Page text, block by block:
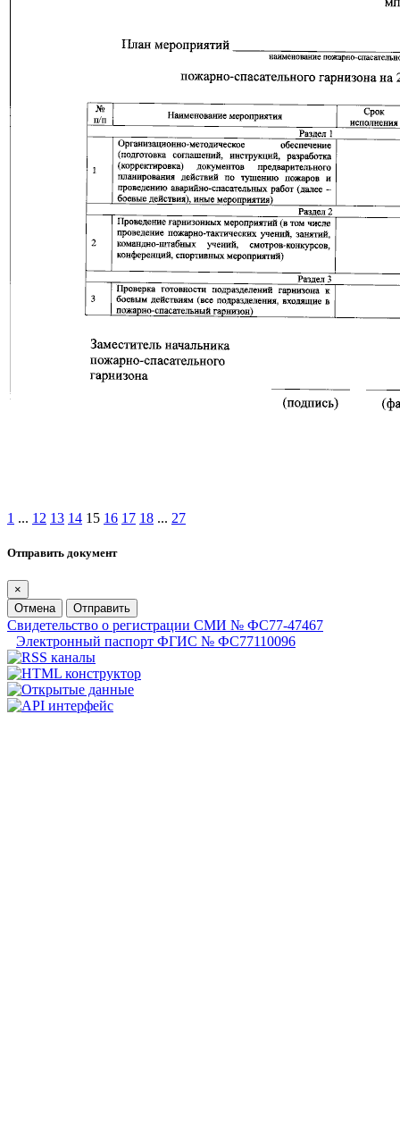
1 ... 12 13 14 15 16 17 18 ... 27
Отправить документ
×
Отмена
Отправить
Свидетельство о регистрации СМИ № ФС77-47467
Электронный паспорт ФГИС № ФС77110096